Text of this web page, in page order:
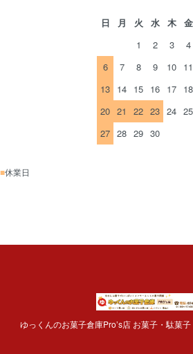
日 月 火 水 木 金
1
2 3 4
6
7 8 9 10 11
13 14 15 16 17 18
20 21 22 23 24 25
27 28 29 30
■休業日
ゆっくんのお菓子倉庫Pro’s店 お菓子・駄菓